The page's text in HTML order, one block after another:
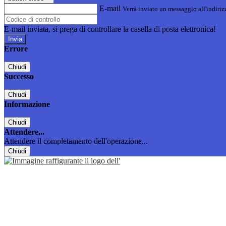
E-mail Verrà inviato un messaggio
E-mail inviata, si prega di controllare la casella di posta elettronica!
Errore
Chiudi
Successo
Chiudi
Informazione
Chiudi
Attendere...
Attendere il completamento dell'operazione...
Chiudi